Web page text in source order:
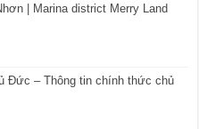
| Marina district Merry Land
Đức – Thông tin chính thức chủ